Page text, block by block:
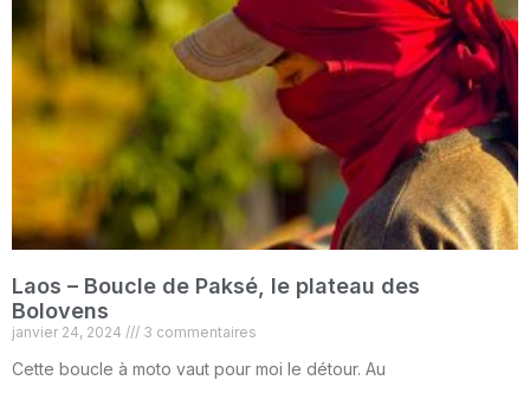
Laos – Boucle de Paksé, le plateau des
Bolovens
janvier 24, 2024 3 commentaires
Cette boucle à moto vaut pour moi le détour. Au